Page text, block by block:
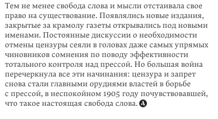
Тем не менее свобода слова и мысли отстаивала свое
право на существование. Появлялись новые издания,
закрытые за крамолу газеты открывались под новыми
именами. Постоянные дискуссии о необходимости
отмены цензуры сеяли в головах даже самых упрямых
чиновников сомнения по поводу эффективности
тотального контроля над прессой. Но большая война
перечеркнула все эти начинания: цензура и запрет
снова стали главными орудиями властей в борьбе
с прессой, в неспокойном 1905 году почувствовавшей,
что такое настоящая свобода слова.